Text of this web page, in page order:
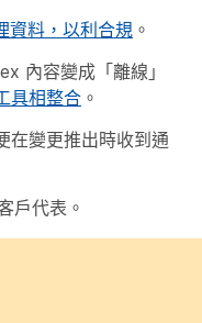
資料，以利合規 。
內容變成「離線」
具相整合 。
在變更推出時收到通
戶代表。